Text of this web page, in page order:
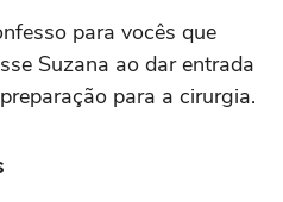
para vocês que
Suzana ao dar entrada
para a cirurgia.